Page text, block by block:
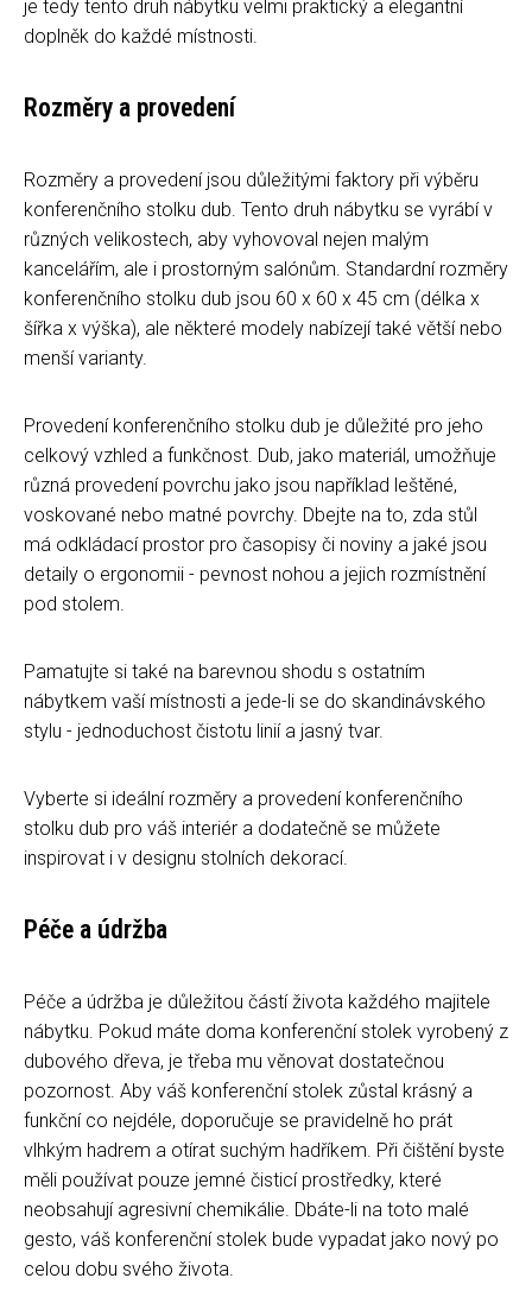
je tedy tento druh nábytku velmi praktický a elegantní
doplněk do každé místnosti.
Rozměry a provedení
Rozměry a provedení jsou důležitými faktory při výběru
konferenčního stolku dub. Tento druh nábytku se vyrábí v
různých velikostech, aby vyhovoval nejen malým
kancelářím, ale i prostorným salónům. Standardní rozměry
konferenčního stolku dub jsou 60 x 60 x 45 cm (délka x
šířka x výška), ale některé modely nabízejí také větší nebo
menší varianty.
Provedení konferenčního stolku dub je důležité pro jeho
celkový vzhled a funkčnost. Dub, jako materiál, umožňuje
různá provedení povrchu jako jsou například leštěné,
voskované nebo matné povrchy. Dbejte na to, zda stůl
má odkládací prostor pro časopisy či noviny a jaké jsou
detaily o ergonomii - pevnost nohou a jejich rozmístnění
pod stolem.
Pamatujte si také na barevnou shodu s ostatním
nábytkem vaší místnosti a jede-li se do skandinávského
stylu - jednoduchost čistotu linií a jasný tvar.
Vyberte si ideální rozměry a provedení konferenčního
stolku dub pro váš interiér a dodatečně se můžete
inspirovat i v designu stolních dekorací.
Péče a údržba
Péče a údržba je důležitou částí života každého majitele
nábytku. Pokud máte doma konferenční stolek vyrobený z
dubového dřeva, je třeba mu věnovat dostatečnou
pozornost. Aby váš konferenční stolek zůstal krásný a
funkční co nejdéle, doporučuje se pravidelně ho prát
vlhkým hadrem a otírat suchým hadříkem. Při čištění byste
měli používat pouze jemné čisticí prostředky, které
neobsahují agresivní chemikálie. Dbáte-li na toto malé
gesto, váš konferenční stolek bude vypadat jako nový po
celou dobu svého života.